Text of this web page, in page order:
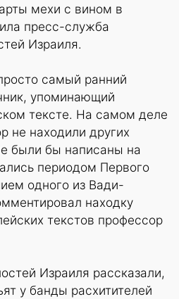
мехи с вином в
пресс-служба
Израиля.
самый ранний
упоминающий
тексте. На самом деле
не находили других
были бы написаны на
периодом Первого
одного из Вади-
находку
текстов профессор
Израиля рассказали,
у банды расхитителей